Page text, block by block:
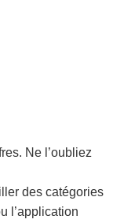
Ne l’oubliez
des catégories
l’application